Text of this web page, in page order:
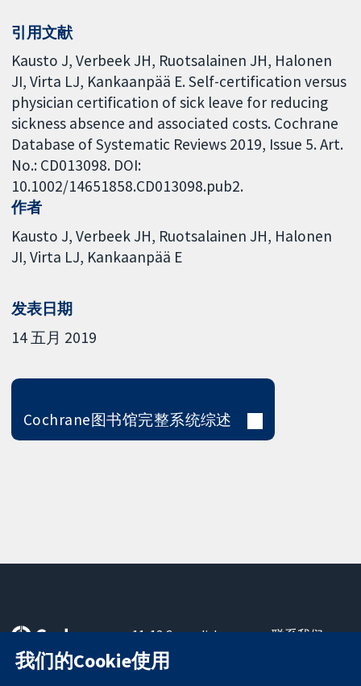
引用文献
Kausto J, Verbeek JH, Ruotsalainen JH, Halonen
JI, Virta LJ, Kankaanpää E. Self-certification versus
physician certification of sick leave for reducing
sickness absence and associated costs. Cochrane
Database of Systematic Reviews 2019, Issue 5. Art.
No.: CD013098. DOI:
10.1002/14651858.CD013098.pub2.
作者
Kausto J Verbeek JH Ruotsalainen JH Halonen
JI Virta LJ Kankaanpää E
发表日期
14 五月 2019
Cochrane图书馆完整系统综述
可信任的证据
11-13 Cavendish
Square
London
联系我们
我们的Cookie使用